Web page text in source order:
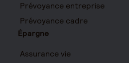
Prévoyance entreprise
Prévoyance cadre
Épargne
Assurance vie